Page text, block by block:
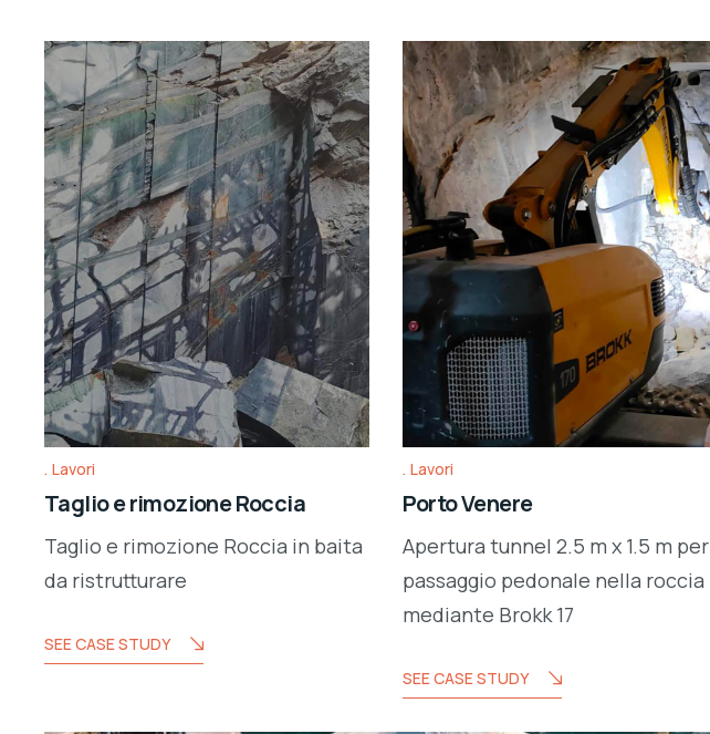
Lavori
Taglio e rimozione Roccia
Taglio e rimozione Roccia in baita
da ristrutturare
SEE CASE STUDY
Lavori
Porto Venere
Apertura tunnel 2.5 m x 1.5 m per
passaggio pedonale nella roccia
mediante Brokk 17
SEE CASE STUDY